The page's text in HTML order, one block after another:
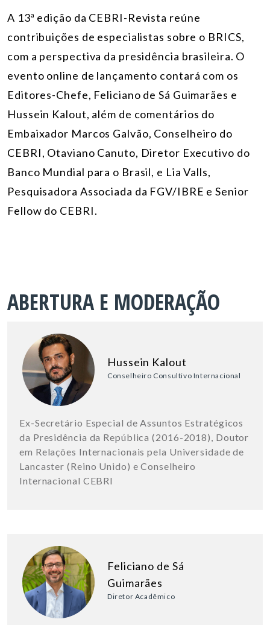
A 13ª edição da CEBRI-Revista reúne
contribuições de especialistas sobre o BRICS,
com a perspectiva da presidência brasileira. O
evento online de lançamento contará com os
Editores-Chefe, Feliciano de Sá Guimarães e
Hussein Kalout, além de comentários do
Embaixador Marcos Galvão, Conselheiro do
CEBRI, Otaviano Canuto, Diretor Executivo do
Banco Mundial para o Brasil, e Lia Valls,
Pesquisadora Associada da FGV/IBRE e Senior
Fellow do CEBRI.
ABERTURA E MODERAÇÃO
Hussein Kalout
Conselheiro Consultivo Internacional
Ex-Secretário Especial de Assuntos Estratégicos
da Presidência da República (2016-2018), Doutor
em Relações Internacionais pela Universidade de
Lancaster (Reino Unido) e Conselheiro
Internacional CEBRI
Feliciano de Sá
Guimarães
Diretor Acadêmico